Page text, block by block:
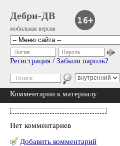
Дебри-ДВ
мобильная версия
Логин Пароль
Регистрация / Забыли пароль?
Комментарии к материалу
Нет комментариев
Добавить комментарий